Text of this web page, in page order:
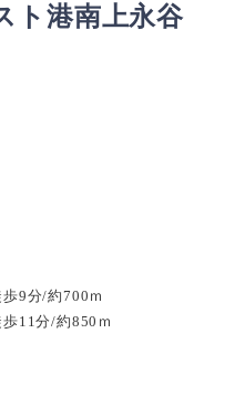
ト港南上永谷
/約700ｍ
11分/約850ｍ